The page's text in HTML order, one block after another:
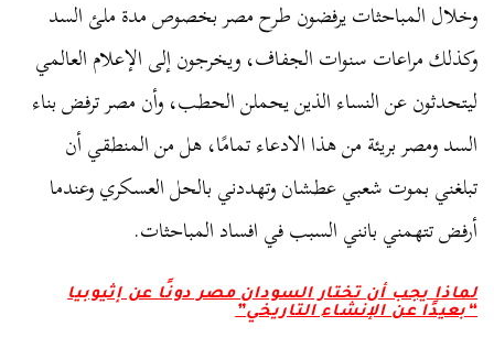
وخلال المباحثات يرفضون طرح مصر بخصوص مدة ملئ السد
وكذلك مراعات سنوات الجفاف، ويخرجون إلى الإعلام العالمي
ليتحدثون عن النساء الذين يحملن الحطب، وأن مصر ترفض بناء
السد ومصر بريئة من هذا الادعاء تمامًا، هل من المنطقي أن
تبلغني بموت شعبي عطشان وتهددني بالحل العسكري وعندما
أرفض تتهمني بانني السبب في افساد المباحثات.
لماذا يجب أن تختار السودان مصر دونًا عن إثيوبيا
“بعيدًا عن الإنشاء التاريخي”